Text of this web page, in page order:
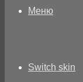
Меню
Switch skin